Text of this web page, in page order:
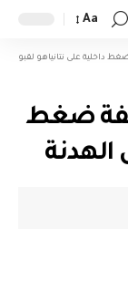
Aa
داخلية على نتانياهو لقبول
ضغط
الهدنة